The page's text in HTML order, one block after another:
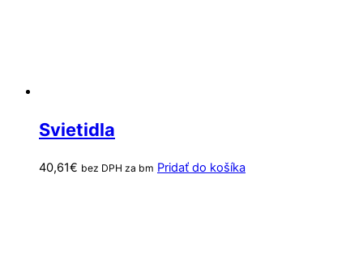
Svietidla
40,61€ bez DPH za bm Pridať do košíka